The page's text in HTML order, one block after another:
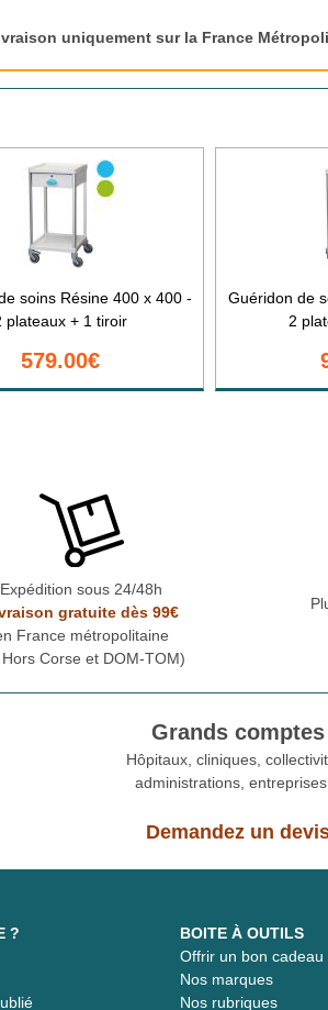
uniquement sur la France
soins Résine 400 x 400 -
plateaux + 1 tiroir
579.00€
Guéridon de
2
Expédition sous 24/48h
gratuite dès 99€
France métropolitaine
Hors Corse et DOM-TOM)
Grands comptes
Hôpitaux, cliniques,
administrations,
Demandez un
?
BOITE À OUTILS
Offrir un bon cadeau
Nos marques
Nos rubriques